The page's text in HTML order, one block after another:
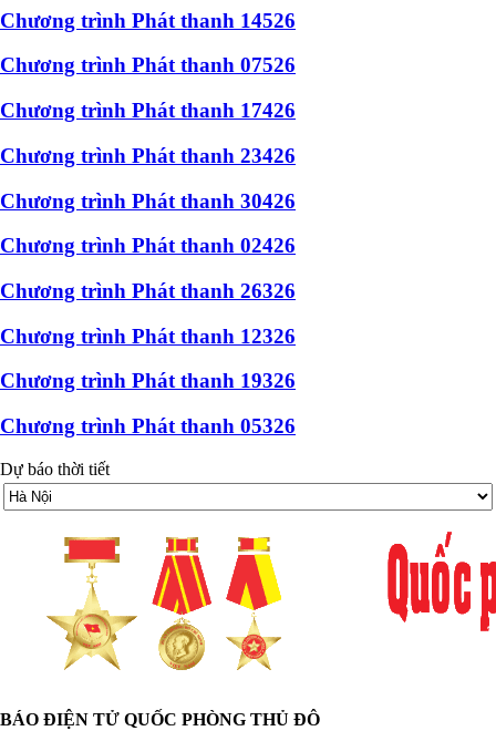
Chương trình Phát thanh 14526
Chương trình Phát thanh 07526
Chương trình Phát thanh 17426
Chương trình Phát thanh 23426
Chương trình Phát thanh 30426
Chương trình Phát thanh 02426
Chương trình Phát thanh 26326
Chương trình Phát thanh 12326
Chương trình Phát thanh 19326
Chương trình Phát thanh 05326
Dự báo thời tiết
BÁO ĐIỆN TỬ QUỐC PHÒNG THỦ ĐÔ